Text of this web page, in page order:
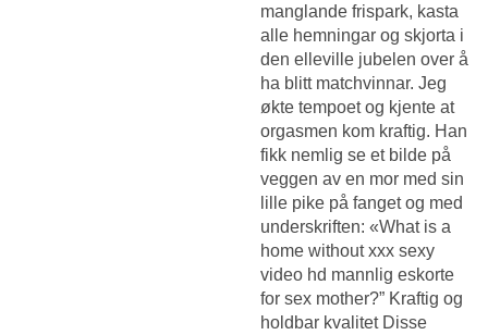
manglande frispark, kasta
alle hemningar og skjorta i
den elleville jubelen over å
ha blitt matchvinnar. Jeg
økte tempoet og kjente at
orgasmen kom kraftig. Han
fikk nemlig se et bilde på
veggen av en mor med sin
lille pike på fanget og med
underskriften: «What is a
home without xxx sexy
video hd mannlig eskorte
for sex mother?” Kraftig og
holdbar kvalitet Disse